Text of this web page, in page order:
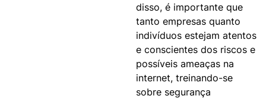
disso, é importante que
tanto empresas quanto
indivíduos estejam atentos
e conscientes dos riscos e
possíveis ameaças na
internet, treinando-se
sobre segurança